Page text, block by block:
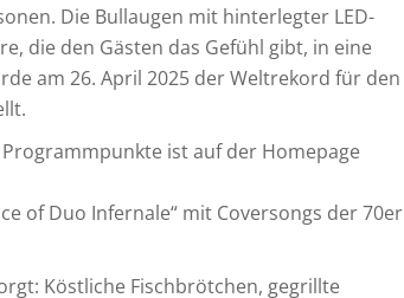
Die Bullaugen mit hinterlegter LED-
die den Gästen das Gefühl gibt, in eine
am 26. April 2025 der Weltrekord für den
ist auf der Homepage
of Duo Infernale“ mit Coversongs der 70er
Köstliche Fischbrötchen, gegrillte